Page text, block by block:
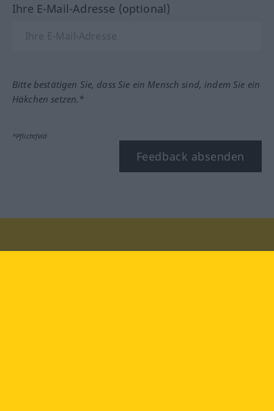
Ihre E-Mail-Adresse (optional)
Bitte bestätigen Sie, dass Sie ein Mensch sind, indem Sie ein
Häkchen setzen.*
*Pflichtfeld
Feedback absenden
Besuchen Sie uns auf: